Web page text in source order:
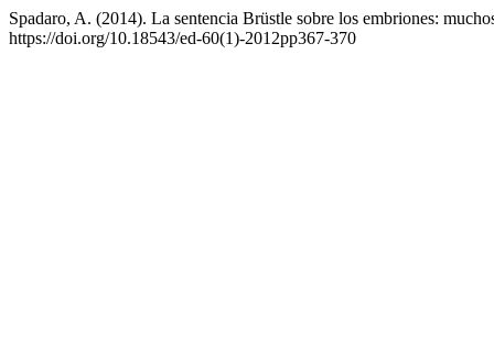
Spadaro, A. (2014). La sentencia Brüstle sobre los embriones:
https://doi.org/10.18543/ed-60(1)-2012pp367-370